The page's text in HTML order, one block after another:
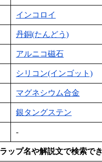
インコロイ
丹銅(たんどう)
アルニコ磁石
シリコン(インゴット)
マグネシウム合金
銀タングステン
-
ップ名や解説文で検索で